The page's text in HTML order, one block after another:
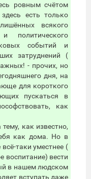
ровным счётом
есть только
всякого
событий и
затруднений (
- прочих, но
дня, на
для короткого
пускаться в
как
как известно,
как дома. Но в
таки уместнее (
воспитание) вести
в нашем людском
вступать даже